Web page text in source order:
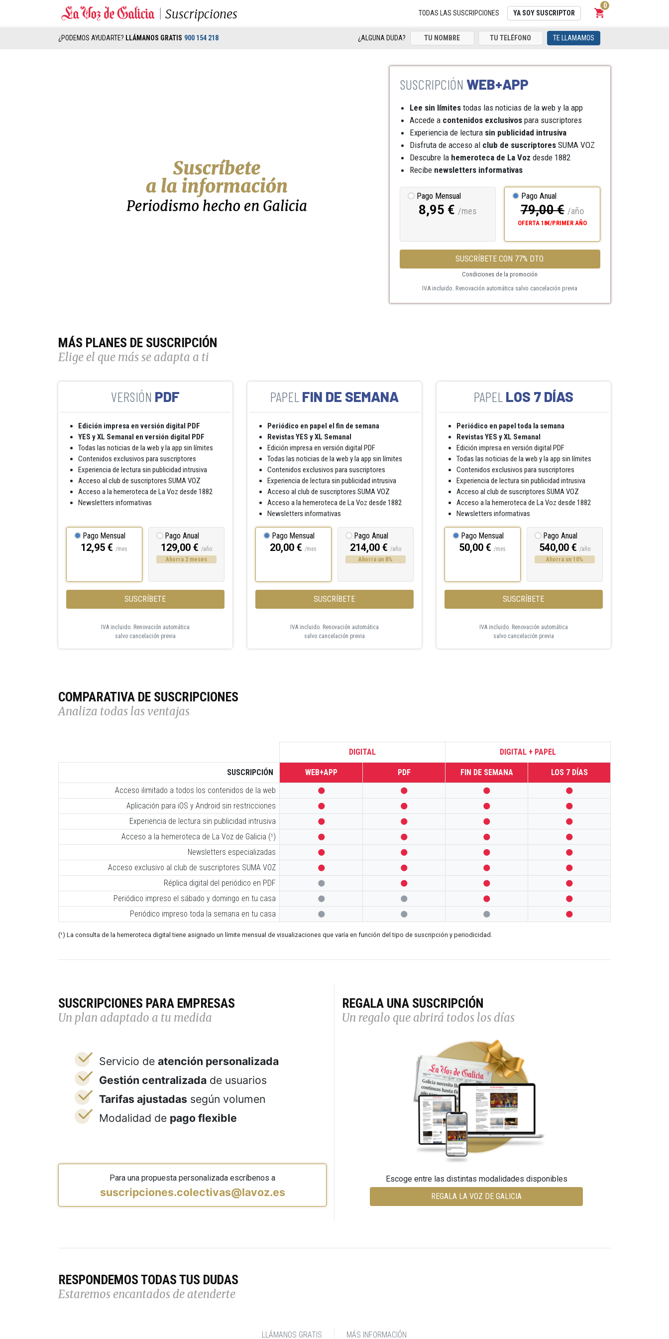
Suscripciones TODAS LAS SUSCRIPCIONES YA SOY SUSCRIPTOR shopping_cart
Carrito
0
¿PODEMOS AYUDARTE? LLÁMANOS GRATIS 900 154 218 ¿ALGUNA DUDA? TE LLAMAMOS
WEB+APP
Lee sin límitestodas las noticias de la web y la app
Accede acontenidos exclusivospara suscriptores
Experiencia de lecturasin publicidad intrusiva
Disfruta de acceso alclub de suscriptoresSUMA VOZ
Descubre lahemerotecade La Voz desde 1882
Recibe newsletters informativas
Pago Mensual
8,95 € /mes
Pago Anual
79,00 € /año
OFERTA 18€/PRIMER AÑO
SUSCRÍBETE CON 77% DTO.
Condiciones de la promoción
IVA incluido. Renovación automática salvo cancelación previa
MÁS PLANES DE SUSCRIPCIÓN
Elige el que más se adapta a ti
PDF
Edición impresa en versión digital PDF
YES y XL Semanal en versión digital PDF
Todas las noticias de la web y la app sin límites
Contenidos exclusivos para suscriptores
Experiencia de lectura sin publicidad intrusiva
Acceso al club de suscriptores SUMA VOZ
Acceso a la hemeroteca de La Voz desde 1882
Newsletters informativas
Pago Mensual
12,95 €/mes
Pago Anual
129,00 €/año
Ahorra 2 meses
SUSCRÍBETE
IVA incluido. Renovación automática
salvo cancelación previa
FIN DE SEMANA
Periódico en papel el fin de semana
Revistas YES y XL Semanal
Edición impresa en versión digital PDF
Todas las noticias de la web y la app sin límites
Contenidos exclusivos para suscriptores
Experiencia de lectura sin publicidad intrusiva
Acceso al club de suscriptores SUMA VOZ
Acceso a la hemeroteca de La Voz desde 1882
Newsletters informativas
Pago Mensual
20,00 €/mes
Pago Anual
214,00 €/año
Ahorra un 8%
SUSCRÍBETE
IVA incluido. Renovación automática
salvo cancelación previa
LOS 7 DÍAS
Periódico en papel toda la semana
Revistas YES y XL Semanal
Edición impresa en versión digital PDF
Todas las noticias de la web y la app sin límites
Contenidos exclusivos para suscriptores
Experiencia de lectura sin publicidad intrusiva
Acceso al club de suscriptores SUMA VOZ
Acceso a la hemeroteca de La Voz desde 1882
Newsletters informativas
Pago Mensual
50,00 €/mes
Pago Anual
540,00 €/año
Ahorra un 10%
SUSCRÍBETE
IVA incluido. Renovación automática
salvo cancelación previa
COMPARATIVA DE SUSCRIPCIONES
Analiza todas las ventajas
DIGITAL DIGITAL + PAPEL
SUSCRIPCIÓN WEB+APP PDF FIN DE SEMANA
LOS 7 DÍAS
Acceso ilimitado a todos los contenidos de la web
   
Aplicación para iOS y Android sin restricciones    
Experiencia de lectura sin publicidad intrusiva    
Acceso a la hemeroteca de La Voz de Galicia (¹)    
Newsletters especializadas    
Acceso exclusivo al club de suscriptores SUMA VOZ    
Réplica digital del periódico en PDF    
Periódico impreso el sábado y domingo en tu casa    
Periódico impreso toda la semana en tu casa    
(¹) La consulta de la hemeroteca digital tiene asignado un límite mensual de visualizaciones que varía en función del tipo de suscripción y periodicidad.
SUSCRIPCIONES PARA EMPRESAS
Un plan adaptado a tu medida
Servicio de atención personalizada
Gestión centralizada de usuarios
Tarifas ajustadas según volumen
Modalidad de pago flexible
Para una propuesta personalizada escríbenos a
suscripciones.colectivas@lavoz.es
REGALA UNA SUSCRIPCIÓN
Un regalo que abrirá todos los días
Escoge entre las distintas modalidades disponibles
REGALA LA VOZ DE GALICIA
RESPONDEMOS TODAS TUS DUDAS
Estaremos encantados de atenderte
LLÁMANOS GRATIS MÁS INFORMACIÓN